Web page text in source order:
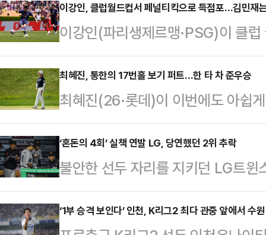
이강인, 클럽월드컵서 페널티킥으로 득점포…김민재
이강인(파리생제르맹·PSG)이 클
을 봤다.이강인은 16일(한국시각)
서 열린 2025 국제축구연맹(FIFA)
틀레티코 마드리드(스페인)를 상대
단에 이름을 올린 이강인은 후반
페널티킥을 얻어내자 키커로 나서
에서 골을 기록한 최초의 한국 선
챔피언스리그(UCL)…
최혜진, 통한의 17번홀 보기 퍼트…한 타 차 준우승
최혜진(26·롯데)이 이번에도 아쉽
일(한국시간) 미국 미시간주 벨몬
열린 2025 미국여자프로골프
15언더파 273타를 적어내 단독 2
이뤄낸 카를로타 시간다(-16, 스페
오초아 인비테이셔널 이후 무려 9
‘혼돈의 4회’ 실책 연발 LG, 당연했던 2위 추락
불안한 선두 자리를 지키던 LG트
다.LG는 15일 대전 한화생명 볼파
리그 한화와 원정 경기에서 5-10으
‘1부 승격 보인다’ 인천, K리그2 최다 관중 앞에서 수